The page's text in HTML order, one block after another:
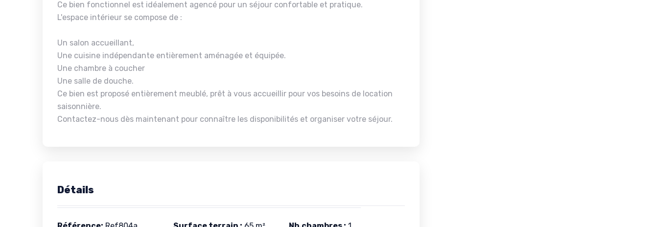
Ce bien fonctionnel est idéalement agencé pour un séjour confortable et pratique.
L'espace intérieur se compose de :
Un salon accueillant,
Une cuisine indépendante entièrement aménagée et équipée.
Une chambre à coucher
Une salle de douche.
Ce bien est proposé entièrement meublé, prêt à vous accueillir pour vos besoins de location
saisonnière.
Contactez-nous dès maintenant pour connaître les disponibilités et organiser votre séjour.
Détails